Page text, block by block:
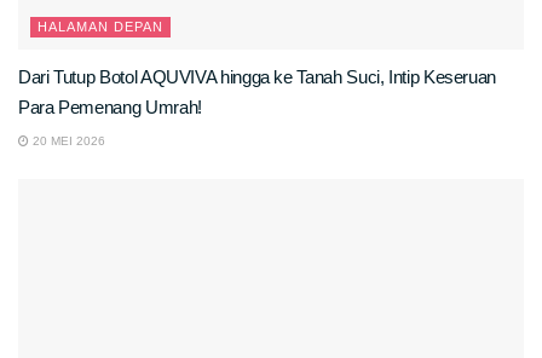
HALAMAN DEPAN
Dari Tutup Botol AQUVIVA hingga ke Tanah Suci, Intip Keseruan
Para Pemenang Umrah!
20 MEI 2026